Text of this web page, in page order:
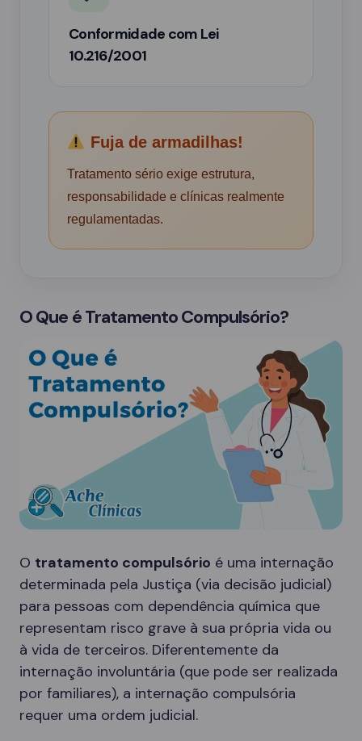
Conformidade com Lei
10.216/2001
Fuja de armadilhas!
Tratamento sério exige estrutura,
responsabilidade e clínicas realmente
regulamentadas.
O Que é Tratamento Compulsório?
O tratamento compulsório é uma internação
determinada pela Justiça (via decisão judicial)
para pessoas com dependência química que
representam risco grave à sua própria vida ou
à vida de terceiros. Diferentemente da
internação involuntária (que pode ser realizada
por familiares), a internação compulsória
requer uma ordem judicial.